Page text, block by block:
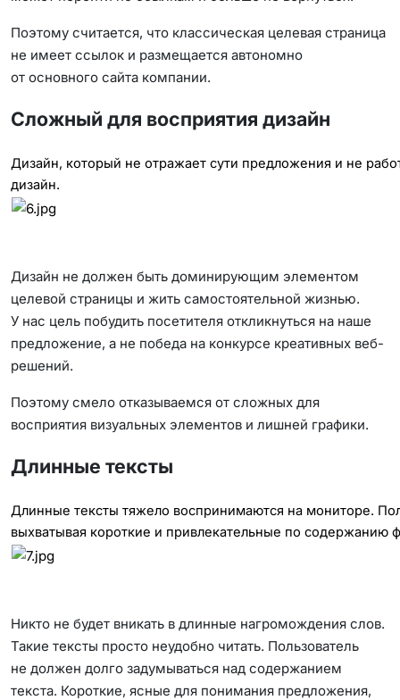
Поэтому считается, что классическая целевая страница
не имеет ссылок и размещается автономно
от основного сайта компании.
Сложный для восприятия дизайн
Дизайн, который не отражает сути предложения и не
дизайн.
Дизайн не должен быть доминирующим элементом
целевой страницы и жить самостоятельной жизнью.
У нас цель побудить посетителя откликнуться на наше
предложение, а не победа на конкурсе креативных веб-
решений.
Поэтому смело отказываемся от сложных для
восприятия визуальных элементов и лишней графики.
Длинные тексты
Длинные тексты тяжело воспринимаются на мониторе.
выхватывая короткие и привлекательные по содержанию
Никто не будет вникать в длинные нагромождения слов.
Такие тексты просто неудобно читать. Пользователь
не должен долго задумываться над содержанием
текста. Короткие, ясные для понимания предложения,